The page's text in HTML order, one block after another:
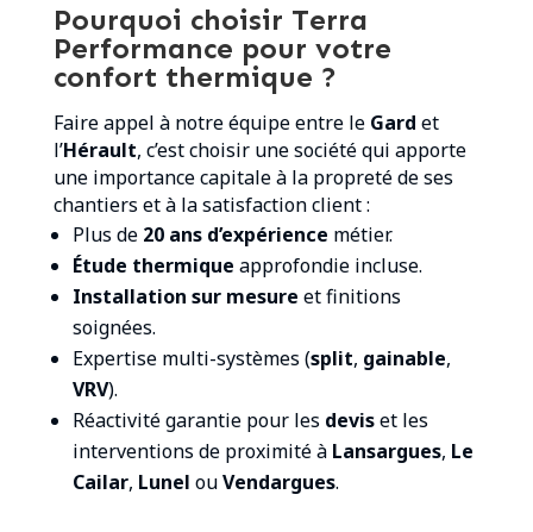
Pourquoi choisir Terra
Performance pour votre
confort thermique ?
Faire appel à notre équipe entre le Gard et
l’Hérault, c’est choisir une société qui apporte
une importance capitale à la propreté de ses
chantiers et à la satisfaction client :
Plus de 20 ans d’expérience métier.
Étude thermique approfondie incluse.
Installation sur mesure et finitions
soignées.
Expertise multi-systèmes (split, gainable,
VRV).
Réactivité garantie pour les deviset les
interventions de proximité à Lansargues, Le
Cailar, Lunel ouVendargues.